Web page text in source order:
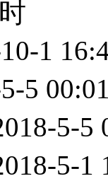
1
5
5-5
5-1